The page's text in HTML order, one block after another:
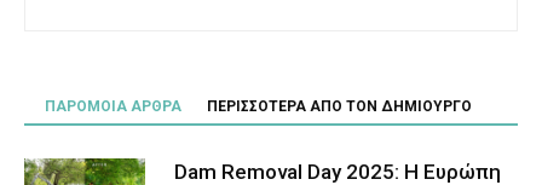
ΠΑΡΟΜΟΙΑ ΑΡΘΡΑ ΠΕΡΙΣΣΟΤΕΡΑ ΑΠΟ ΤΟΝ ΔΗΜΙΟΥΡΓΟ
Dam Removal Day 2025: Η Ευρώπη